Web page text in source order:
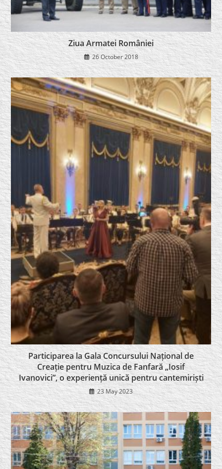
Ziua Armatei României
26 October 2018
Participarea la Gala Concursului Național de
Creație pentru Muzica de Fanfară „Iosif
Ivanovici”, o experiență unică pentru cantemiriști
23 May 2023